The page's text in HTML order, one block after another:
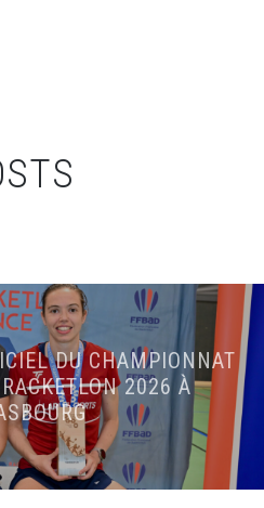
DU CHAMPIONNAT
2026 À